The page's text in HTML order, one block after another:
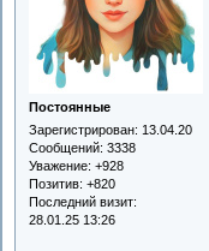
Постоянные
Зарегистрирован: 13.04.20
Сообщений: 3338
Уважение: +928
Позитив: +820
Последний визит:
28.01.25 13:26